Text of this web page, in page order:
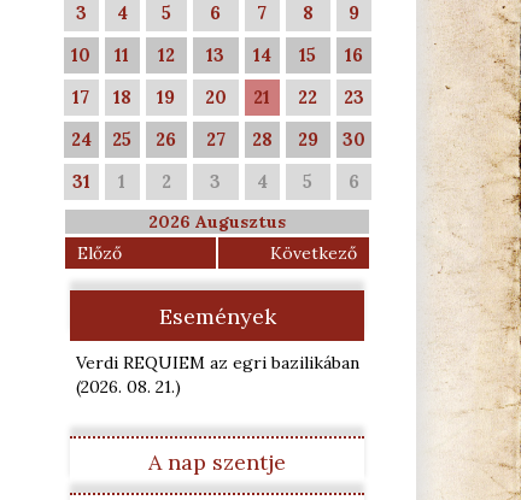
3
4 5 6 7 8
9
10
11 12 13 14 15
16
17
18 19 20 21 22
23
24
25 26 27 28 29
30
31
1 2 3 4 5 6
2026 Augusztus
Előző
Következő
Események
Verdi REQUIEM az egri bazilikában
(2026. 08. 21.)
A nap szentje